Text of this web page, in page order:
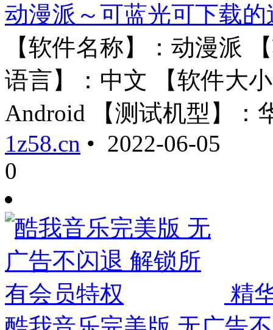
动漫派～可蓝光可下载
【软件名称】：动漫派
语言】：中文 【软件大
Android 【测试机型】：
1z58.cn • 2022-06-05
0
精